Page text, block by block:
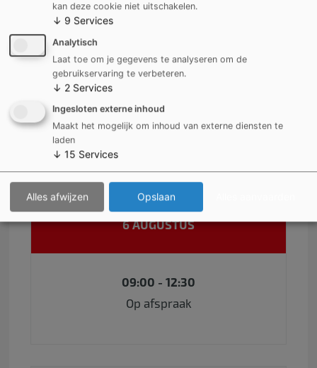
Woensdag
Op afspraak
Donderdag
6 AUGUSTUS
09:00 - 12:30
Op afspraak
kan deze cookie niet uitschakelen.
↓ 9 Services
Analytisch
Laat toe om je gegevens te analyseren om de
gebruikservaring te verbeteren.
↓ 2 Services
Ingesloten externe inhoud
Maakt het mogelijk om inhoud van externe diensten te
laden
↓ 15 Services
Alles afwijzen Opslaan